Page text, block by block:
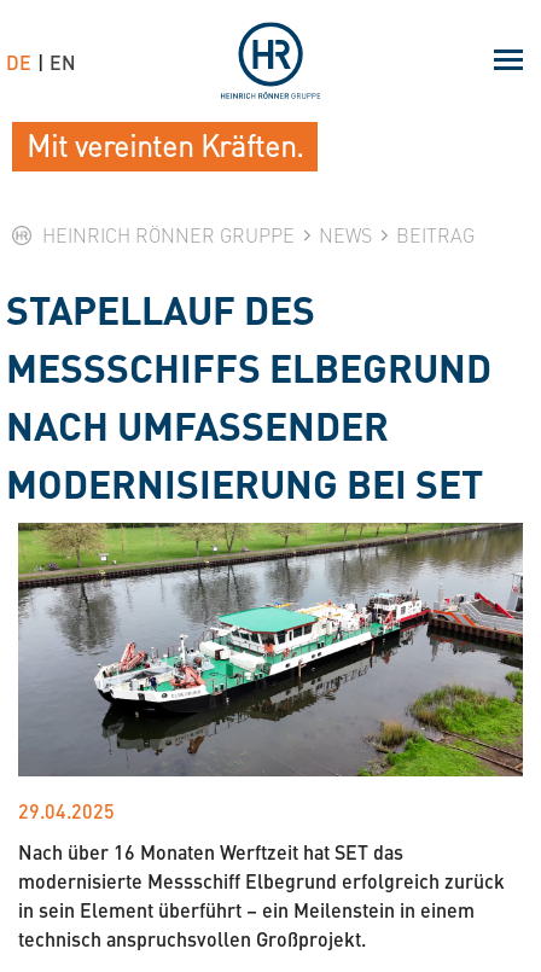
HEINRICH RÖNNER GRUPPE NEWS BEITRAG
STAPELLAUF DES
MESSSCHIFFS ELBEGRUND
NACH UMFASSENDER
MODERNISIERUNG BEI SET
29.04.2025
Nach über 16 Monaten Werftzeit hat SET das
modernisierte Messschiff Elbegrund erfolgreich zurück
in sein Element überführt – ein Meilenstein in einem
technisch anspruchsvollen Großprojekt.
Mit vereinten Kräften.
DE EN